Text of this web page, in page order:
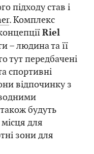
підходу став і
. Комплекс
Riel
– людина та її
тут передбачені
спортивні
відпочинку з
будуть
для
зони для